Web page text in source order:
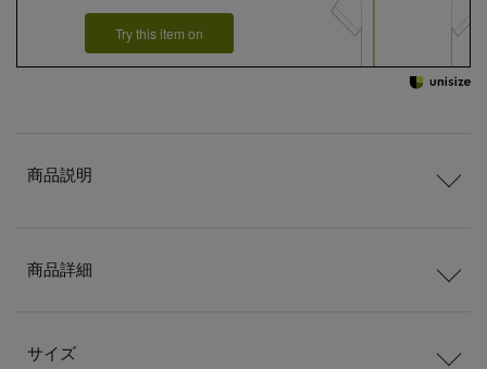
Try this item on
商品説明
商品詳細
サイズ